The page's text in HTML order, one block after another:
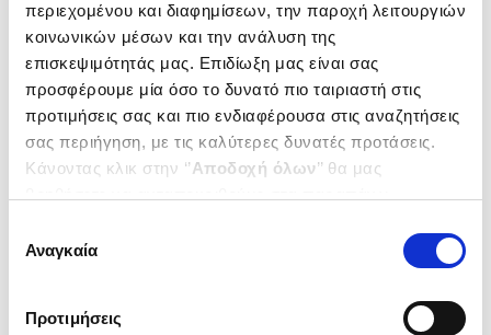
περιεχομένου και διαφημίσεων, την παροχή λειτουργιών
κοινωνικών μέσων και την ανάλυση της
επισκεψιμότητάς μας. Επιδίωξη μας είναι σας
προσφέρουμε μία όσο το δυνατό πιο ταιριαστή στις
προτιμήσεις σας και πιο ενδιαφέρουσα στις αναζητήσεις
σας περιήγηση, με τις καλύτερες δυνατές προτάσεις.
Κάνοντας κλικ στην ‘’Αποδοχή όλων’’ θα μας
ενδιαφέρουν και να επιλέξετε από τα παρακάτω με την
΄΄και να ενημερωθείτε σχετικά με
συγκατάθεσης
Αναγκαία
Προτιμήσεις